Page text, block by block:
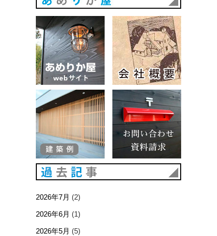
あめりか屋WEBサイト
2026年7月 (2)
2026年6月 (1)
2026年5月 (5)